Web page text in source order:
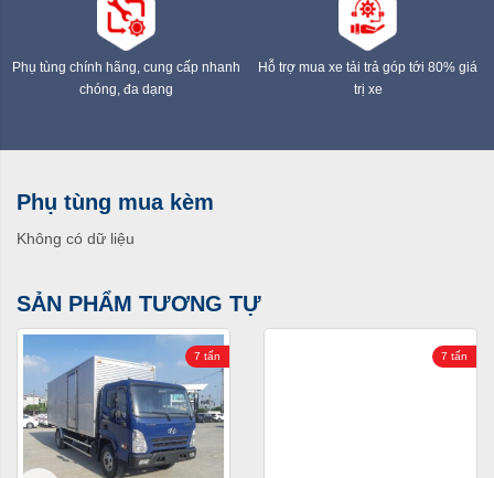
Cửa sổ chỉnh điện
Phụ tùng chính hãng, cung cấp nhanh
chóng, đa dạng
Hỗ trợ mua xe tải trả góp tới 80% giá
trị xe
Phụ tùng mua kèm
Không có dữ liệu
SẢN PHẨM TƯƠNG TỰ
7 tấn 7 tấn